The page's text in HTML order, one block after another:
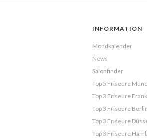
INFORMATION
Mondkalender
News
Salonfinder
Top 5 Friseure
Top 3 Friseure
Top 3 Friseure
Top 3 Friseure
Top 3 Friseure